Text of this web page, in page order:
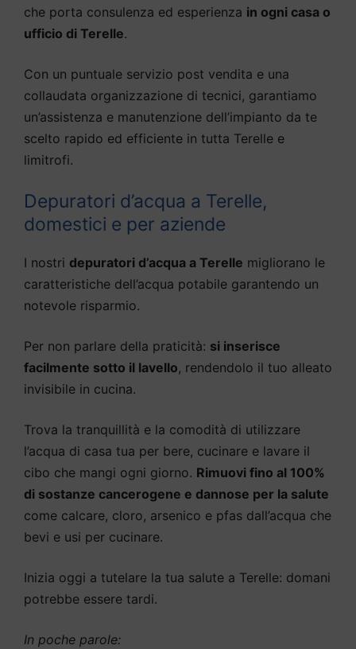
che porta consulenza ed esperienza in ogni casa o
ufficio di Terelle.
Con un puntuale servizio post vendita e una
collaudata organizzazione di tecnici, garantiamo
un’assistenza e manutenzione dell’impianto da te
scelto rapido ed efficiente in tutta Terelle e
limitrofi.
Depuratori d’acqua a Terelle,
domestici e per aziende
I nostri depuratori d’acqua a Terelle migliorano le
caratteristiche dell’acqua potabile garantendo un
notevole risparmio.
Per non parlare della praticità: si inserisce
facilmente sotto il lavello, rendendolo il tuo alleato
invisibile in cucina.
Trova la tranquillità e la comodità di utilizzare
l’acqua di casa tua per bere, cucinare e lavare il
cibo che mangi ogni giorno. Rimuovi fino al 100%
di sostanze cancerogene e dannose per la salute
come calcare, cloro, arsenico e pfas dall’acqua che
bevi e usi per cucinare.
Inizia oggi a tutelare la tua salute a Terelle: domani
potrebbe essere tardi.
In poche parole: